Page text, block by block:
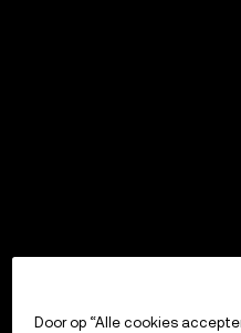
Door op “Alle cookies